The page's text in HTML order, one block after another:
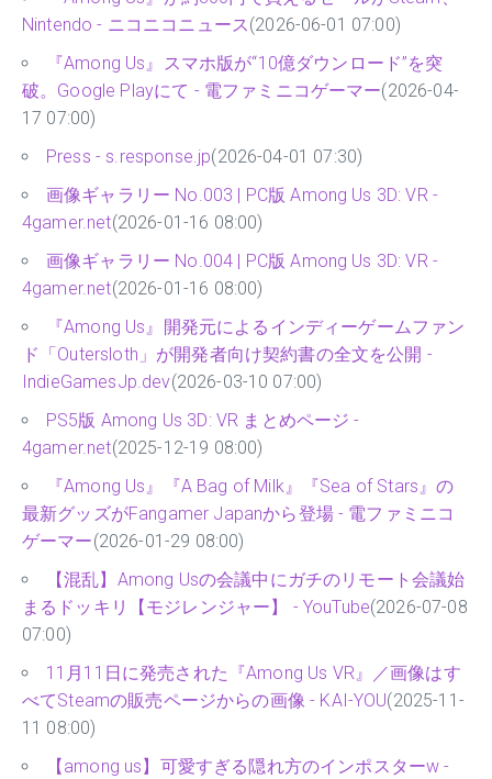
Nintendo - ニコニコニュース(2026-06-01 07:00)
『Among Us』スマホ版が“10億ダウンロード”を突
破。Google Playにて - 電ファミニコゲーマー(2026-04-
17 07:00)
Press - s.response.jp(2026-04-01 07:30)
画像ギャラリー No.003 | PC版 Among Us 3D: VR -
4gamer.net(2026-01-16 08:00)
画像ギャラリー No.004 | PC版 Among Us 3D: VR -
4gamer.net(2026-01-16 08:00)
『Among Us』開発元によるインディーゲームファン
ド「Outersloth」が開発者向け契約書の全文を公開 -
IndieGamesJp.dev(2026-03-10 07:00)
PS5版 Among Us 3D: VR まとめページ -
4gamer.net(2025-12-19 08:00)
『Among Us』『A Bag of Milk』『Sea of Stars』の
最新グッズがFangamer Japanから登場 - 電ファミニコ
ゲーマー(2026-01-29 08:00)
【混乱】Among Usの会議中にガチのリモート会議始
まるドッキリ【モジレンジャー】 - YouTube(2026-07-08
07:00)
11月11日に発売された『Among Us VR』／画像はす
べてSteamの販売ページからの画像 - KAI-YOU(2025-11-
11 08:00)
【among us】可愛すぎる隠れ方のインポスターw -